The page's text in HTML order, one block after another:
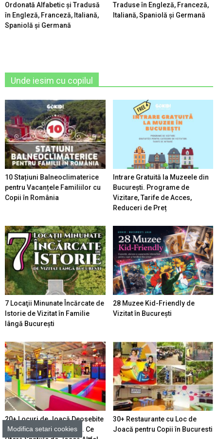
Ordonată Alfabetic şi Tradusă
în Engleză, Franceză, Italiană,
Spaniolă şi Germană
Traduse în Engleză, Franceză,
Italiană, Spaniolă şi Germană
Unde iesim cu copilul
10 Stațiuni Balneoclimaterice
pentru Vacanțele Familiilor cu
Copii în România
Intrare Gratuită la Muzeele din
București. Programe de
Vizitare, Tarife de Acces,
Reduceri de Preț
7 Locaţii Minunate Încărcate de
Istorie de Vizitat în Familie
lângă București
28 Muzee Kid-Friendly de
Vizitat în București
20+ Locuri de Joacă Deosebite
pentru Copii în Bucureşti. Ce
30+ Restaurante cu Loc de
Joacă pentru Copii în Bucuresti
Modifica setari cookies